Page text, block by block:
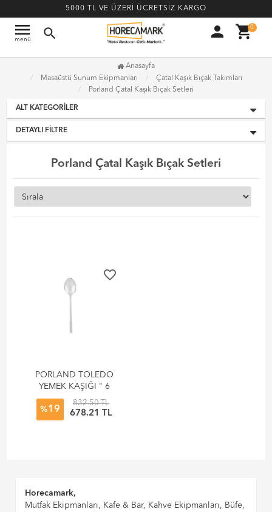
5000 TL VE ÜZERİ ÜCRETSİZ KARGO
menu
menü search person shopping_cart0
Anasayfa
Masaüstü Sunum Ekipmanları
Çatal Kaşık Bıçak Takımları
Porland Çatal Kaşık Bıçak Setleri
ALT KATEGORILER
DETAYLI FILTRE
Porland Çatal Kaşık Bıçak Setleri
favorite_border
PORLAND TOLEDO
YEMEK KAŞIĞI " 6
'LI KUTU "
%19
832.50 TL
678.21 TL
Horecamark,
Mutfak Ekipmanları, Kafe & Bar, Kahve Ekipmanları, Büfe,